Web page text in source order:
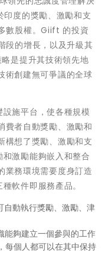
度的獎勵、激勵和支
數股權。Giift 的投資
的增長，以及升級其
是提升其技術領先地
術創建無可爭議的全球
施平台，使各種規模
費者自動獎勵、激勵和
構想了獎勵、激勵和支
激勵能夠嵌入和整合
業務環境需要度身訂造
軟件即服務產品。
自動執行獎勵、激勵、津
能夠建立一個參與的工作
每個人都可以在其中保持